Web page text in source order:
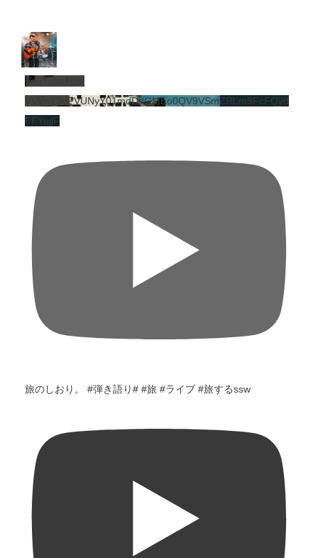
YouTube動画
VVVnY3dFVUNyY01mdDdGMEo0QV9VSmZRLm9FcFQyd
FFYejlF
旅のしおり。 #弾き語り# #旅 #ライブ #旅するssw